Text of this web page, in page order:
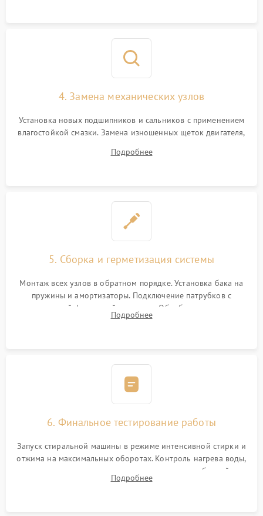
4. Замена механических узлов
Установка новых подшипников и сальников с применением
влагостойкой смазки. Замена изношенных щеток двигателя,
или поврежденной резиновой манжеты.
Подробнее
5. Сборка и герметизация системы
Монтаж всех узлов в обратном порядке. Установка бака на
пружины и амортизаторы. Подключение патрубков с
надежной фиксацией хомутами. Обработка стыков
герметиком для предотвращения возможных протечек воды.
Подробнее
6. Финальное тестирование работы
Запуск стиральной машины в режиме интенсивной стирки и
отжима на максимальных оборотах. Контроль нагрева воды,
корректности слива, отсутствия излишних вибраций,
посторонних стуков и протечек под корпусом.
Подробнее